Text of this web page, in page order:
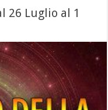
26 Luglio al 1